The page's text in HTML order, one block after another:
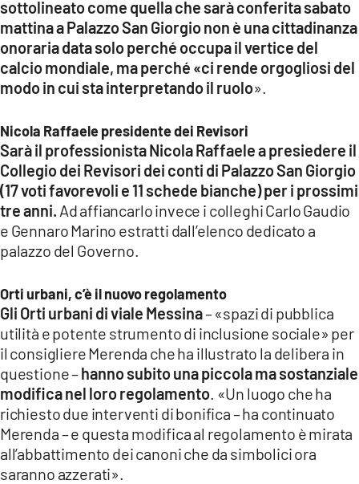
sottolineato come quella che sarà conferita sabato
mattina a Palazzo San Giorgio non è una cittadinanza
onoraria data solo perché occupa il vertice del
calcio mondiale, ma perché «ci rende orgogliosi del
modo in cui sta interpretando il ruolo».
Nicola Raffaele presidente dei Revisori
Sarà il professionista Nicola Raffaele a presiedere il
Collegio dei Revisori dei conti di Palazzo San Giorgio
(17 voti favorevoli e 11 schede bianche) per i prossimi
tre anni. Ad affiancarlo invece i colleghi Carlo Gaudio
e Gennaro Marino estratti dall’elenco dedicato a
palazzo del Governo.
Orti urbani, c’è il nuovo regolamento
Gli Orti urbani di viale Messina– «spazi di pubblica
utilità e potente strumento di inclusione sociale» per
il consigliere Merenda che ha illustrato la delibera in
questione –hanno subito una piccola ma sostanziale
modifica nel loro regolamento . «Un luogo che ha
richiesto due interventi di bonifica – ha continuato
Merenda – e questa modifica al regolamento è mirata
all’abbattimento dei canoni che da simbolici ora
saranno azzerati».